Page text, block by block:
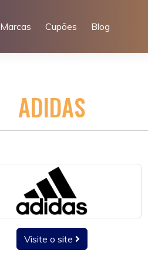
Marcas Cupões Blog
ADIDAS
Visite o site